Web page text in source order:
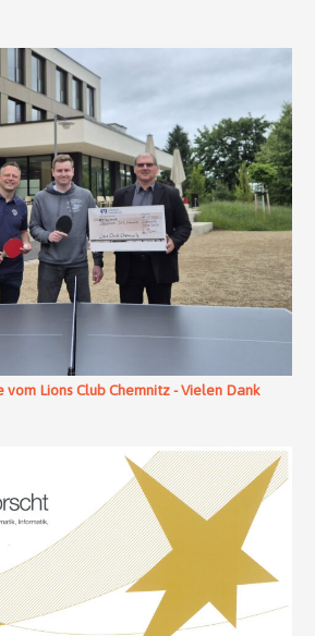
Lions Club Chemnitz - Vielen Dank